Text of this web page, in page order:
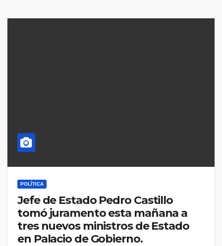
POLÍTICA
Jefe de Estado Pedro Castillo
tomó juramento esta mañana a
tres nuevos ministros de Estado
en Palacio de Gobierno.